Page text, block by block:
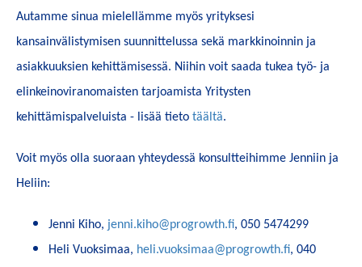
Autamme sinua mielellämme myös yrityksesi
kansainvälistymisen suunnittelussa sekä markkinoinnin ja
asiakkuuksien kehittämisessä. Niihin voit saada tukea työ- ja
elinkeinoviranomaisten tarjoamista Yritysten
kehittämispalveluista - lisää tieto täältä.
Voit myös olla suoraan yhteydessä konsultteihimme Jenniin ja
Heliin:
Jenni Kiho, jenni.kiho@progrowth.fi, 050 5474299
Heli Vuoksimaa, heli.vuoksimaa@progrowth.fi, 040